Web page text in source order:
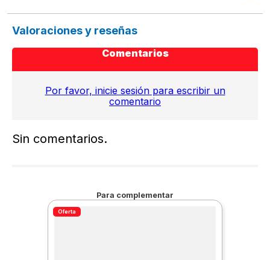
Valoraciones y reseñas
Comentarios
Por favor, inicie sesión para escribir un
comentario
Sin comentarios.
Para complementar
Oferta